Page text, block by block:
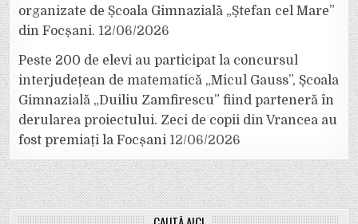
organizate de Școala Gimnazială „Ștefan cel Mare”
din Focșani. 12/06/2026
Peste 200 de elevi au participat la concursul
interjudețean de matematică „Micul Gauss”, Școala
Gimnazială „Duiliu Zamfirescu” fiind parteneră în
derularea proiectului. Zeci de copii din Vrancea au
fost premiați la Focșani 12/06/2026